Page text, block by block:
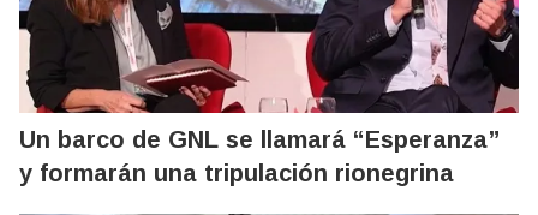
Un barco de GNL se llamará “Esperanza”
y formarán una tripulación rionegrina